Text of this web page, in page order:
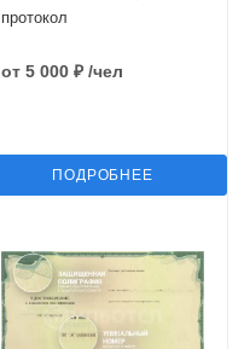
протокол
от 5 000 ₽ /чел
ПОДРОБНЕЕ